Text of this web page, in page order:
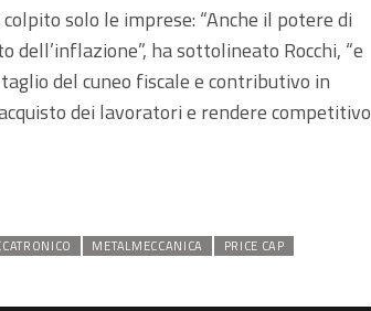
solo le imprese: “Anche il potere di
ha sottolineato Rocchi, “e
del cuneo fiscale e contributivo in
dei lavoratori e rendere competitivo
METALMECCANICA
PRICE CAP